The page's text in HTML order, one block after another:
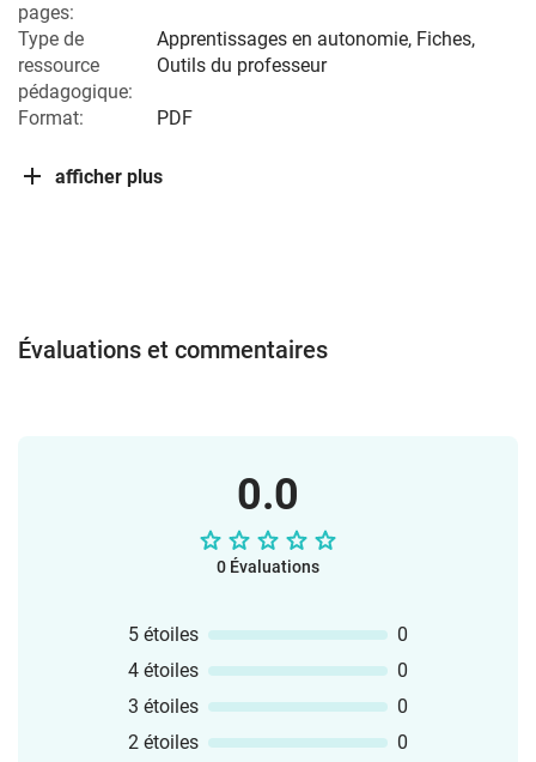
pages:
Type de
ressource
pédagogique:
Apprentissages en autonomie, Fiches,
Outils du professeur
Format: PDF
afficher plus
Évaluations et commentaires
0.0
0 Évaluations
5 étoiles
0
4 étoiles
0
3 étoiles
0
2 étoiles
0